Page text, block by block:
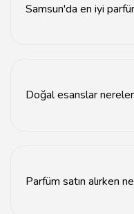
Samsun'da en iyi
Doğal esanslar
Parfüm satın alırken